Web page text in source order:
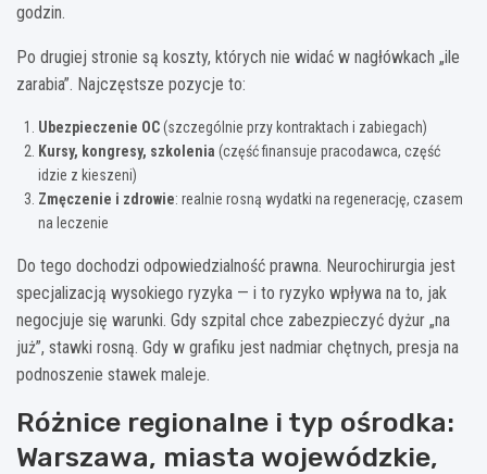
godzin.
Po drugiej stronie są koszty, których nie widać w nagłówkach „ile
zarabia”. Najczęstsze pozycje to:
Ubezpieczenie OC(szczególnie przy kontraktach i zabiegach)
Kursy, kongresy, szkolenia (część finansuje pracodawca, część
idzie z kieszeni)
Zmęczenie i zdrowie: realnie rosną wydatki na regenerację, czasem
na leczenie
Do tego dochodzi odpowiedzialność prawna. Neurochirurgia jest
specjalizacją wysokiego ryzyka — i to ryzyko wpływa na to, jak
negocjuje się warunki. Gdy szpital chce zabezpieczyć dyżur „na
już”, stawki rosną. Gdy w grafiku jest nadmiar chętnych, presja na
podnoszenie stawek maleje.
Różnice regionalne i typ ośrodka:
Warszawa, miasta wojewódzkie,